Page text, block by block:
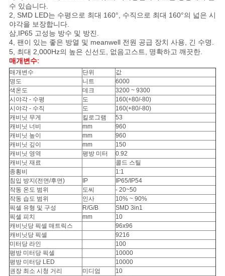
정
책
수 있습니다.
2, SMD LED는 수평으로 최대 160°, 수직으로 최대 160°의 넓은 시
야각을 보장합니다.
삼,IP65 고성능 방수 및 방진.
4, 팬이 있는 좋은 방열 및 meanwell 전원 공급 장치 사용, 긴 수명.
5, 최대 2,000Hz의 높은 신선도, 없음고스트, 명확하고 깨끗한.
매개변수:
매개변수 단위
값
명도
니트
6000
색온도
데크
3200 ~ 9300
시야각 - 수평
도
160(+80/-80)
시야각 - 수직
도
160(+80/-80)
캐비닛 무게
킬로그램
53
캐비닛 너비
mm
960
캐비닛 높이
mm
960
캐비닛 깊이
mm
150
캐비닛 영역
평방 미터
0.92
캐비닛 재료
콜드 스틸
종횡비
1:1
침입 방지(전면/후면)
IP
IP65/IP54
작동 온도 범위
도씨
- 20~50
작동 습도 범위
인사
10% ~ 90%
픽셀 유형 및 구성
R/G/B
SMD 3in1
픽셀 피치
mm
10
캐비닛당 픽셀 매트릭스
96x96
캐비닛당 픽셀
9216
미터당 라인
100
평방 미터당 픽셀
10000
평방 미터당 LED
10000
권장 최소 시청 거리
미디엄
10